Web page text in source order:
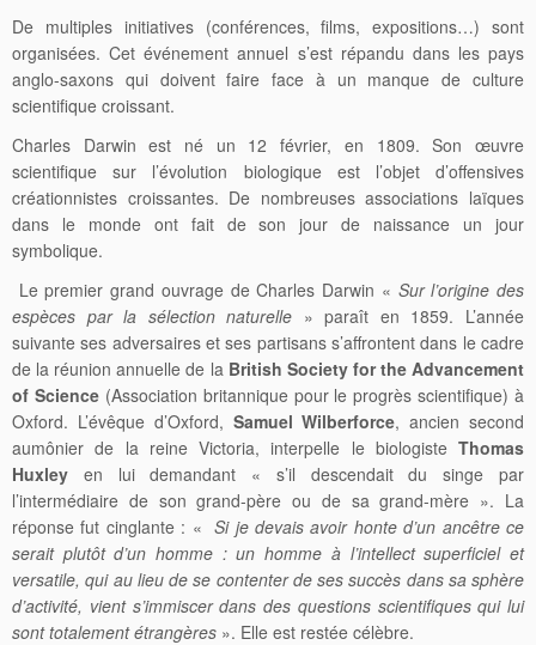
De multiples initiatives (conférences, films, expositions…) sont
organisées. Cet événement annuel s’est répandu dans les pays
anglo-saxons qui doivent faire face à un manque de culture
scientifique croissant.
Charles Darwin est né un 12 février, en 1809. Son œuvre
scientifique sur l’évolution biologique est l’objet d’offensives
créationnistes croissantes. De nombreuses associations laïques
dans le monde ont fait de son jour de naissance un jour
symbolique.
Le premier grand ouvrage de Charles Darwin « Sur l’origine des
espèces par la sélection naturelle » paraît en 1859. L’année
suivante ses adversaires et ses partisans s’affrontent dans le cadre
de la réunion annuelle de la British Society for the Advancement
of Science(Association britannique pour le progrès scientifique) à
Oxford. L’évêque d’Oxford, Samuel Wilberforce, ancien second
aumônier de la reine Victoria, interpelle le biologiste Thomas
Huxley en lui demandant « s’il descendait du singe par
l’intermédiaire de son grand-père ou de sa grand-mère ». La
réponse fut cinglante : «Si je devais avoir honte d’un ancêtre ce
serait plutôt d’un homme : un homme à l’intellect superficiel et
versatile, qui au lieu de se contenter de ses succès dans sa sphère
d’activité, vient s’immiscer dans des questions scientifiques qui lui
sont totalement étrangères ». Elle est restée célèbre.